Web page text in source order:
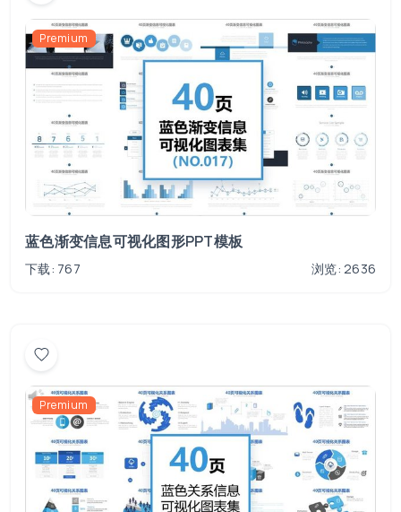
Premium
蓝色渐变信息可视化图形PPT模板
下载: 767 浏览: 2636
Premium